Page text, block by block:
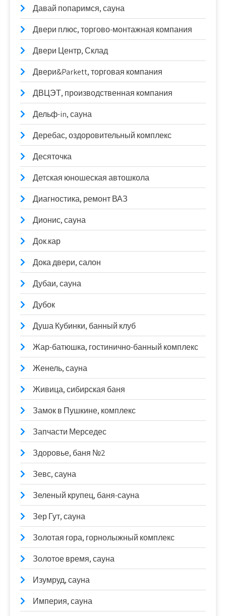
Давай попаримся, сауна
Двери плюс, торгово-монтажная компания
Двери Центр, Склад
Двери&Parkett, торговая компания
ДВЦЭТ, производственная компания
Дельф-in, сауна
Деребас, оздоровительный комплекс
Десяточка
Детская юношеская автошкола
Диагностика, ремонт ВАЗ
Дионис, сауна
Док.кар
Дока двери, салон
Дубаи, сауна
Дубок
Душа Кубинки, банный клуб
Жар-батюшка, гостинично-банный комплекс
Женель, сауна
Живица, сибирская баня
Замок в Пушкине, комплекс
Запчасти Мерседес
Здоровье, баня №2
Зевс, сауна
Зеленый крупец, баня-сауна
Зер Гут, сауна
Золотая гора, горнолыжный комплекс
Золотое время, сауна
Изумруд, сауна
Империя, сауна